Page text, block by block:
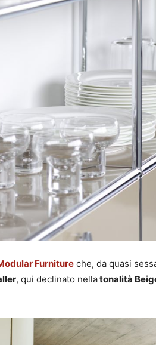
Furniture che, da quasi
, qui declinato nellatonalità